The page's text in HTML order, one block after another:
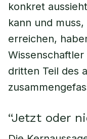
konkret
kann und
erreichen,
dritten Teil des
“Jetzt oder